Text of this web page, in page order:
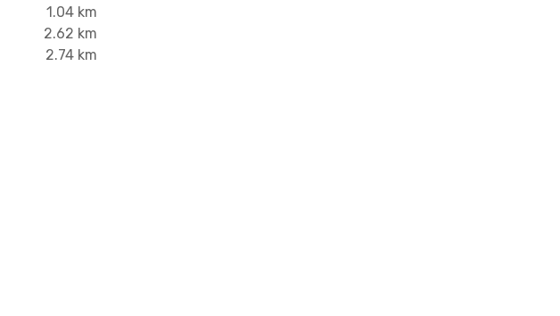
1.04 km
2.62 km
2.74 km